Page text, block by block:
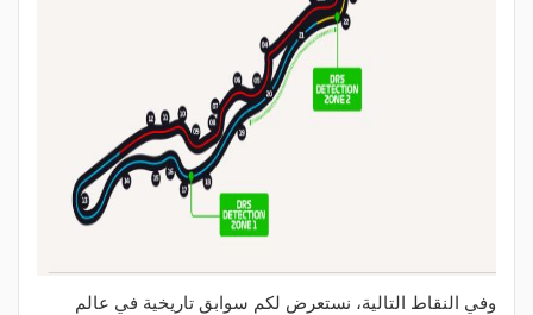
وفي النقاط التالية، نستعرض لكم سوابق تاريخية في عالم